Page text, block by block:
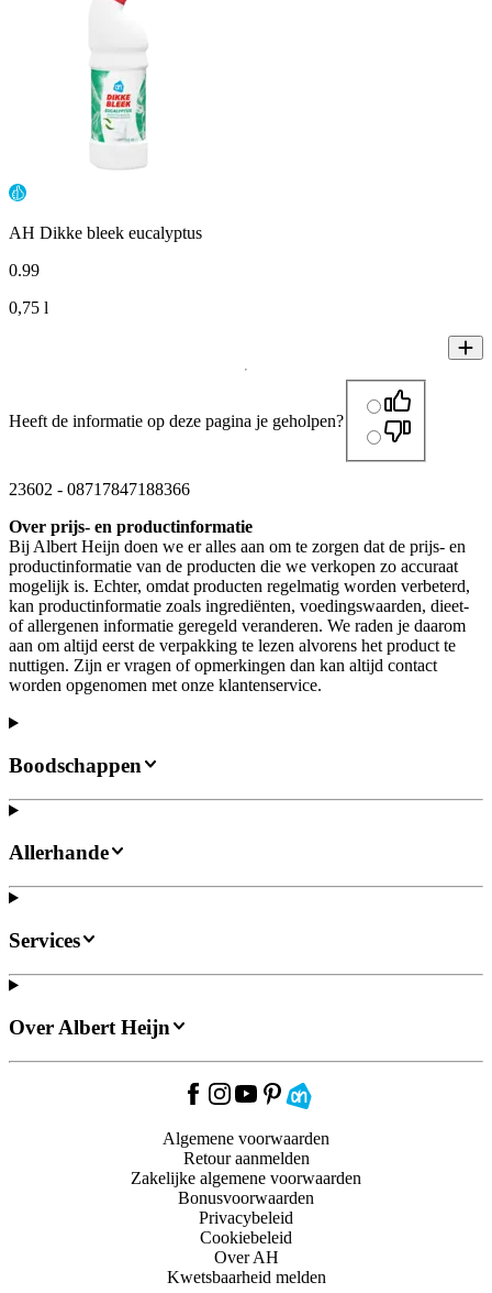
AH Dikke bleek eucalyptus
0.99
0,75 l
Heeft de informatie op deze pagina je geholpen?
23602 - 08717847188366
Over prijs- en productinformatie
Bij Albert Heijn doen we er alles aan om te zorgen dat de prijs- en
productinformatie van de producten die we verkopen zo accuraat
mogelijk is. Echter, omdat producten regelmatig worden verbeterd,
kan productinformatie zoals ingrediënten, voedingswaarden, dieet-
of allergenen informatie geregeld veranderen. We raden je daarom
aan om altijd eerst de verpakking te lezen alvorens het product te
nuttigen. Zijn er vragen of opmerkingen dan kan altijd contact
worden opgenomen met onze klantenservice.
Boodschappen
Allerhande
Services
Over Albert Heijn
Algemene voorwaarden
Retour aanmelden
Zakelijke algemene voorwaarden
Bonusvoorwaarden
Privacybeleid
Cookiebeleid
Over AH
Kwetsbaarheid melden